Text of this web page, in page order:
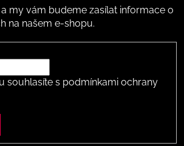
my vám budeme zasílat informace o
na našem e-shopu.
souhlasíte s podmínkami ochrany